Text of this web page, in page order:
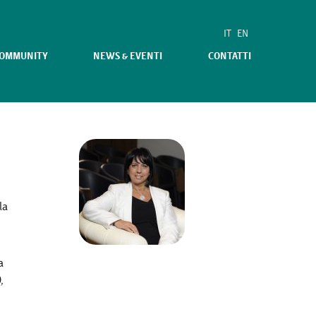
IT EN
NEWS & EVENTI CONTATTI